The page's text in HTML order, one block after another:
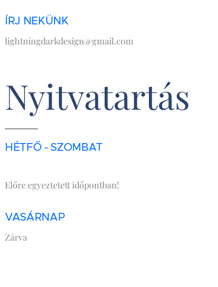
ÍRJ NEKÜNK
lightningdarkdesign@gmail.com
Nyitvatartás
HÉTFŐ - SZOMBAT
Előre egyeztetett időpontban!
VASÁRNAP
Zárva